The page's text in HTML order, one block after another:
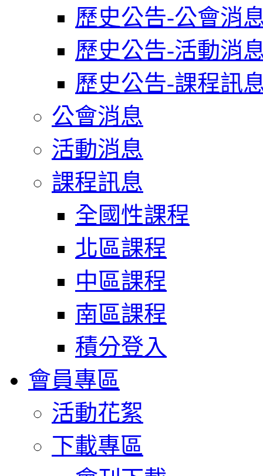
歷史公告-公會消
歷史公告-活動消
歷史公告-課程訊
公會消息
活動消息
課程訊息
全國性課程
北區課程
中區課程
南區課程
積分登入
會員專區
活動花絮
下載專區